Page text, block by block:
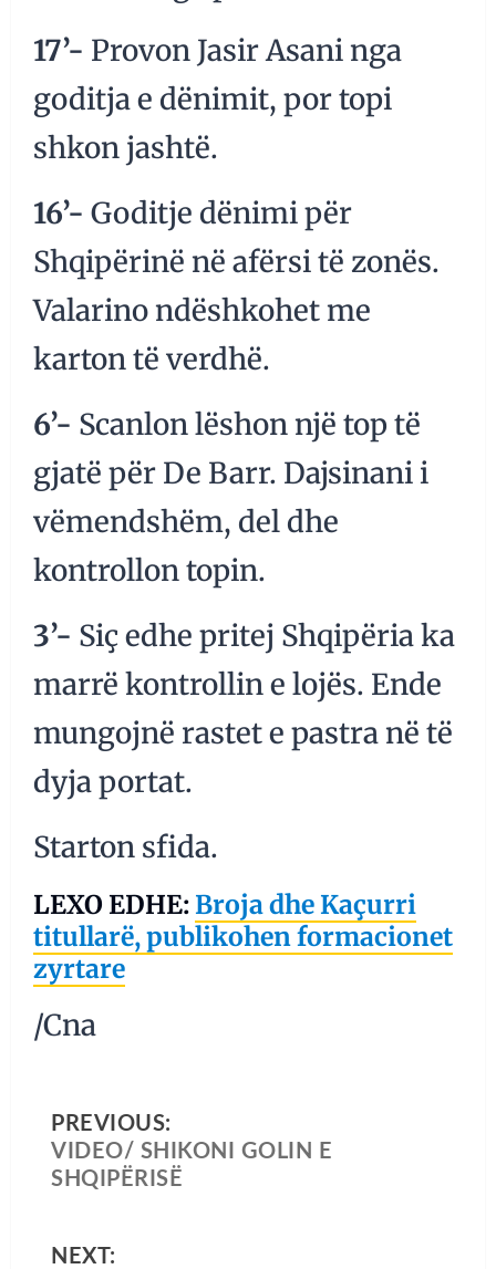
17’- Provon Jasir Asani nga
goditja e dënimit, por topi
shkon jashtë.
16’- Goditje dënimi për
Shqipërinë në afërsi të zonës.
Valarino ndëshkohet me
karton të verdhë.
6’- Scanlon lëshon një top të
gjatë për De Barr. Dajsinani i
vëmendshëm, del dhe
kontrollon topin.
3’- Siç edhe pritej Shqipëria ka
marrë kontrollin e lojës. Ende
mungojnë rastet e pastra në të
dyja portat.
Starton sfida.
LEXO EDHE:Broja dhe Kaçurri
titullarë, publikohen formacionet
zyrtare
/Cna
PREVIOUS:
VIDEO/ SHIKONI GOLIN E
SHQIPËRISË
NEXT: